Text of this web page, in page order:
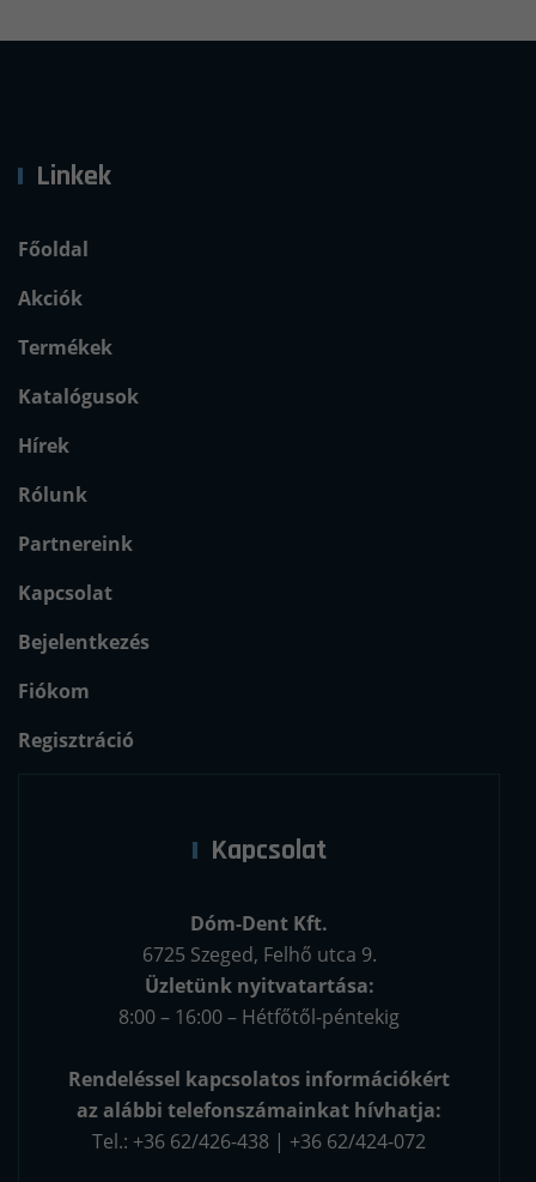
Linkek
Főoldal
Akciók
Termékek
Katalógusok
Hírek
Rólunk
Partnereink
Kapcsolat
Bejelentkezés
Fiókom
Regisztráció
Kapcsolat
Dóm-Dent Kft.
6725 Szeged, Felhő utca 9.
Üzletünk nyitvatartása:
8:00 – 16:00 – Hétfőtől-péntekig
Rendeléssel kapcsolatos információkért
az alábbi telefonszámainkat hívhatja:
Tel.: +36 62/426-438 | +36 62/424-072